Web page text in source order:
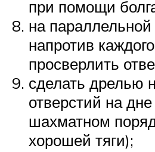
при помощи
на параллельной
напротив
просверлить
сделать дрелью
отверстий на
шахматном
хорошей тяги);